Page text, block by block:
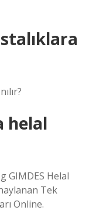
helal
GIMDES Helal
Tek
Online.